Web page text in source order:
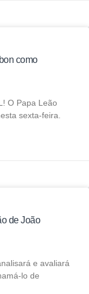
como
O Papa Leão
sexta-feira.
de João
e avaliará
lo de